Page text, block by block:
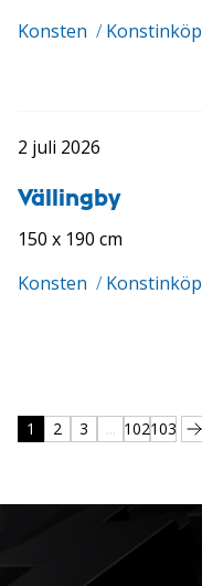
Konsten / Konstinköp
2 juli 2026
Vällingby
150 x 190 cm
Konsten / Konstinköp
1 2 3 ... 102103